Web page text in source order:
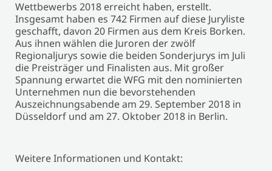
Wettbewerbs 2018 erreicht haben, erstellt.
Insgesamt haben es 742 Firmen auf diese Juryliste
geschafft, davon 20 Firmen aus dem Kreis Borken.
Aus ihnen wählen die Juroren der zwölf
Regionaljurys sowie die beiden Sonderjurys im Juli
die Preisträger und Finalisten aus. Mit großer
Spannung erwartet die WFG mit den nominierten
Unternehmen nun die bevorstehenden
Auszeichnungsabende am 29. September 2018 in
Düsseldorf und am 27. Oktober 2018 in Berlin.
Weitere Informationen und Kontakt: